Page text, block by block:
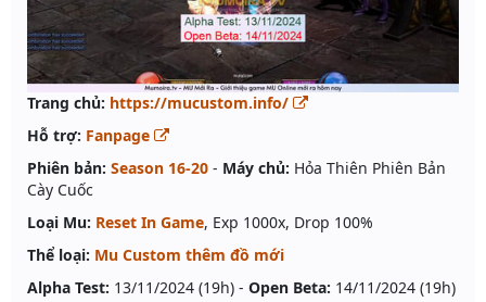
Trang chủ: https://mucustom.info/
Hỗ trợ: Fanpage
Phiên bản: Season 16-20 - Máy chủ: Hỏa Thiên Phiên Bản
Cày Cuốc
Loại Mu: Reset In Game, Exp 1000x, Drop 100%
Thể loại: Mu Custom thêm đồ mới
Alpha Test: 13/11/2024 (19h) - Open Beta: 14/11/2024 (19h)